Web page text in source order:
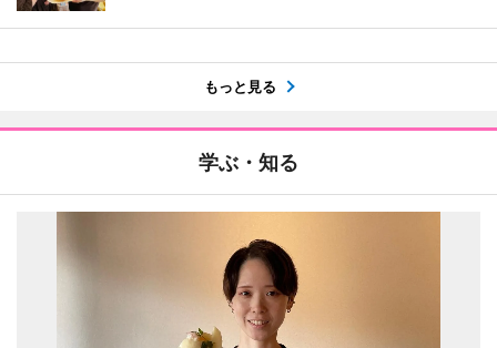
もっと見る
学ぶ・知る